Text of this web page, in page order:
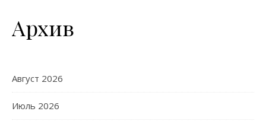
Архив
Август 2026
Июль 2026